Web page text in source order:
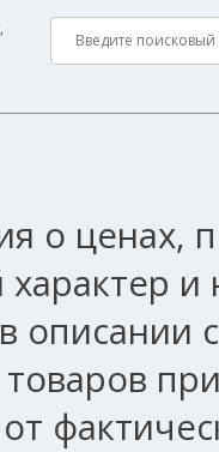
о ценах,
описании